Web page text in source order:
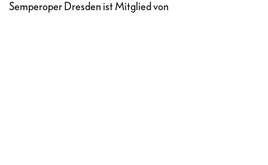
Semperoper Dresden ist Mitglied von